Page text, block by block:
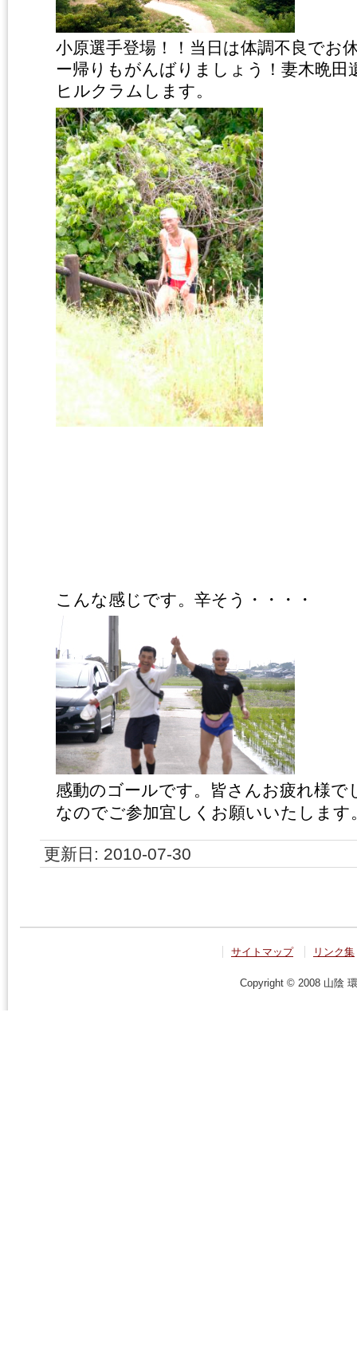
小原選手登場！！当日は体調不良でお
ー帰りもがんばりましょう！妻木晩田
ヒルクラムします。
こんな感じです。辛そう・・・・
感動のゴールです。 皆さんお疲れ様で
なのでご参加宜しくお願いいたします
更新日: 2010-07-30
サイトマップ リンク集
Copyright © 2008 山陰